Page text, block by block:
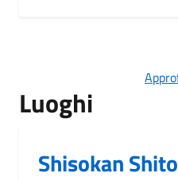
Luoghi
Shisokan